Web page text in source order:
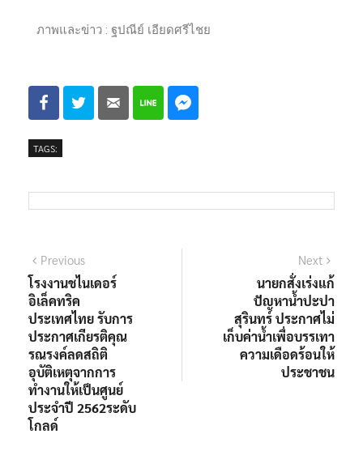
ภาพและข่าว : ฐปณีย์ เอียดศรีไชย
TAGS:
Previous
โรงงานชไนเดอร์
อิเล็คทริค
ประเทศไทย รับการ
ประกาศเกียรติคุณ
รณรงค์ลดสถิติ
อุบัติเหตุจากการ
ทำงานให้เป็นศูนย์
ประจำปี 2562ระดับ
โกลด์
Next
นายกสั่งเร่งแก้
ปัญหาน้ำปะปา
สุรินทร์ ประกาศไม่
เก็บค่าน้ำเพื่อบรรเทา
ความเดือดร้อนให้
ประชาชน